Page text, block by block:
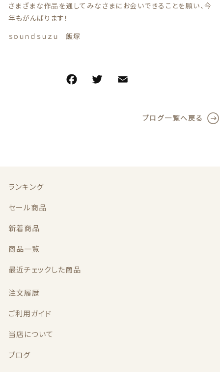
さまざまな作品を通してみなさまにお会いできることを願い、今
年もがんばります！
ｓｏｕｎｄｓｕｚｕ 飯塚
ブログ一覧へ戻る
ランキング
セール商品
新着商品
商品一覧
最近チェックした商品
注文履歴
ご利用ガイド
当店について
ブログ
セール商品
新着商品
プライバシーポリシー
特定商取引法に基づく表記
お問い合わせ